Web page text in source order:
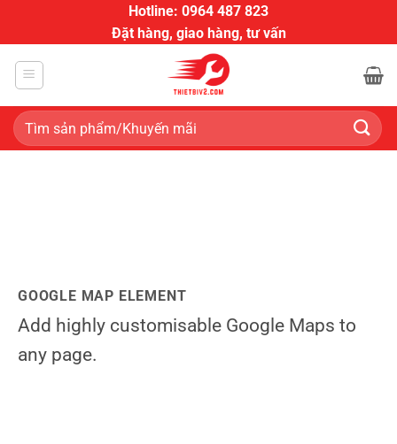
dung
Hotline: 0964 487 823
Đặt hàng, giao hàng, tư vấn
Tìm
kiếm:
GOOGLE MAP ELEMENT
Add highly customisable Google Maps to
any page.